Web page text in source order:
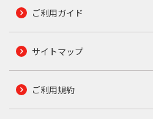
ご利用ガイド
サイトマップ
ご利用規約